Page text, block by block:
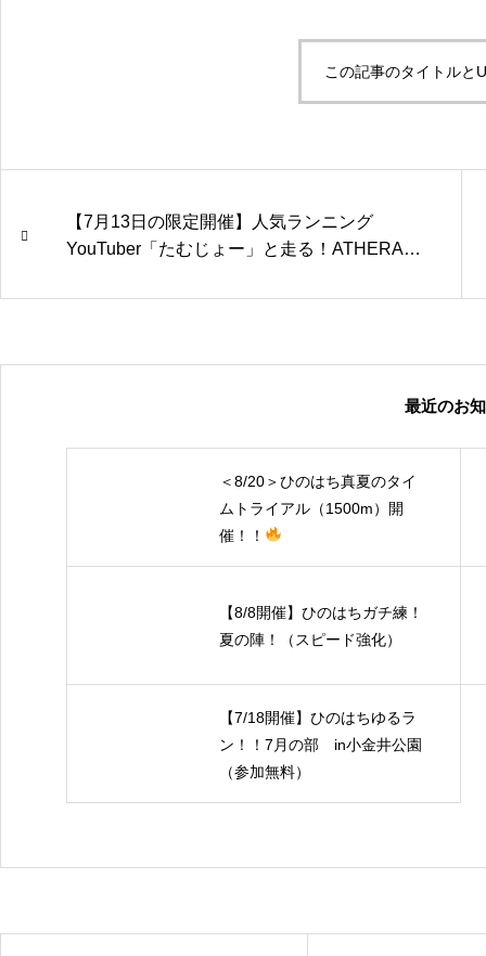
この記事のタイトルと
【7月13日の限定開催】人気ランニング
YouTuber「たむじょー」と走る！ATHERAス
定）
最近のお
＜8/20＞ひのはち真夏のタイ
ムトライアル（1500m）開
催！！
【8/8開催】ひのはちガチ練！
夏の陣！（スピード強化）
【7/18開催】ひのはちゆるラ
ン！！7月の部 in小金井公園
（参加無料）